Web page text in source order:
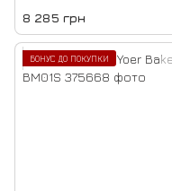
8 285 грн
БОНУС ДО ПОКУПКИ